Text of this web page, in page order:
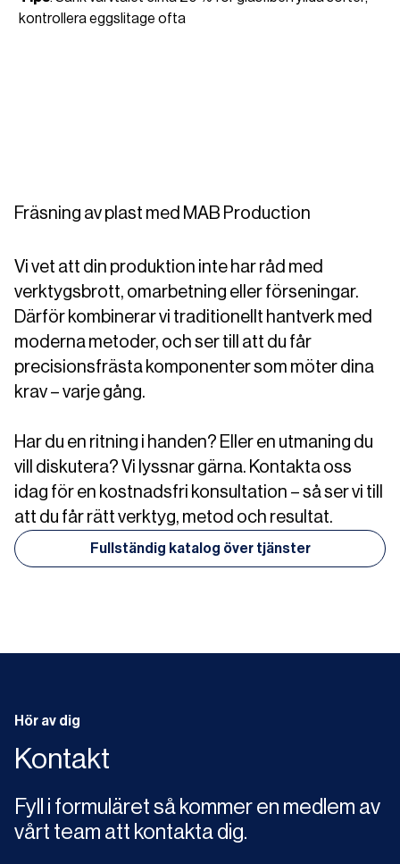
kontrollera eggslitage ofta
Fräsning av plast med MAB Production
Vi vet att din produktion inte har råd med
verktygsbrott, omarbetning eller förseningar.
Därför kombinerar vi traditionellt hantverk med
moderna metoder, och ser till att du får
precisionsfrästa komponenter som möter dina
krav – varje gång.
Har du en ritning i handen? Eller en utmaning du
vill diskutera? Vi lyssnar gärna. Kontakta oss
idag för en kostnadsfri konsultation – så ser vi till
att du får rätt verktyg, metod och resultat.
Fullständig katalog över tjänster
Hör av dig
Kontakt
Fyll i formuläret så kommer en medlem av
vårt team att kontakta dig.